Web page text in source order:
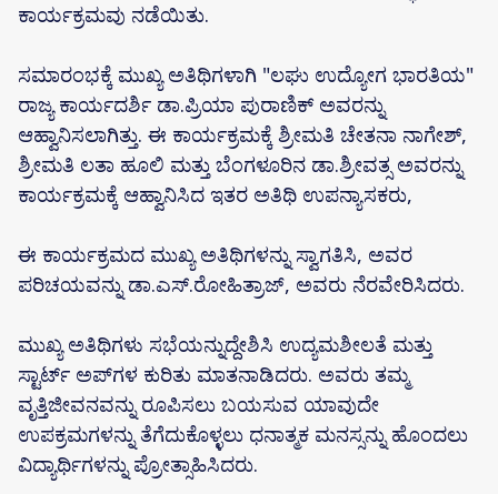
ಕಾರ್ಯಕ್ರಮವು ನಡೆಯಿತು.
ಸಮಾರಂಭಕ್ಕೆ ಮುಖ್ಯ ಅತಿಥಿಗಳಾಗಿ "ಲಘು ಉದ್ಯೋಗ ಭಾರತಿಯ"
ರಾಜ್ಯ ಕಾರ್ಯದರ್ಶಿ ಡಾ.ಪ್ರಿಯಾ ಪುರಾಣಿಕ್ ಅವರನ್ನು
ಆಹ್ವಾನಿಸಲಾಗಿತ್ತು. ಈ ಕಾರ್ಯಕ್ರಮಕ್ಕೆ ಶ್ರೀಮತಿ ಚೇತನಾ ನಾಗೇಶ್,
ಶ್ರೀಮತಿ ಲತಾ ಹೂಲಿ ಮತ್ತು ಬೆಂಗಳೂರಿನ ಡಾ.ಶ್ರೀವತ್ಸ ಅವರನ್ನು
ಕಾರ್ಯಕ್ರಮಕ್ಕೆ ಆಹ್ವಾನಿಸಿದ ಇತರ ಅತಿಥಿ ಉಪನ್ಯಾಸಕರು,
ಈ ಕಾರ್ಯಕ್ರಮದ ಮುಖ್ಯ ಅತಿಥಿಗಳನ್ನು ಸ್ವಾಗತಿಸಿ, ಅವರ
ಪರಿಚಯವನ್ನು ಡಾ.ಎಸ್.ರೋಹಿತ್ರಾಜ್, ಅವರು ನೆರವೇರಿಸಿದರು.
ಮುಖ್ಯ ಅತಿಥಿಗಳು ಸಭೆಯನ್ನುದ್ದೇಶಿಸಿ ಉದ್ಯಮಶೀಲತೆ ಮತ್ತು
ಸ್ಟಾರ್ಟ್‌ ಅಪ್‌ಗಳ ಕುರಿತು ಮಾತನಾಡಿದರು. ಅವರು ತಮ್ಮ
ವೃತ್ತಿಜೀವನವನ್ನು ರೂಪಿಸಲು ಬಯಸುವ ಯಾವುದೇ
ಉಪಕ್ರಮಗಳನ್ನು ತೆಗೆದುಕೊಳ್ಳಲು ಧನಾತ್ಮಕ ಮನಸ್ಸನ್ನು ಹೊಂದಲು
ವಿದ್ಯಾರ್ಥಿಗಳನ್ನು ಪ್ರೋತ್ಸಾಹಿಸಿದರು.